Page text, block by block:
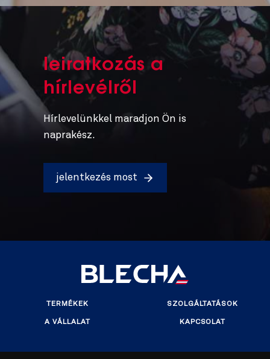
leiratkozás a
hírlevélről
Hírlevelünkkel maradjon Ön is
naprakész.
jelentkezés most
TERMÉKEK SZOLGÁLTATÁSOK
A VÁLLALAT KAPCSOLAT